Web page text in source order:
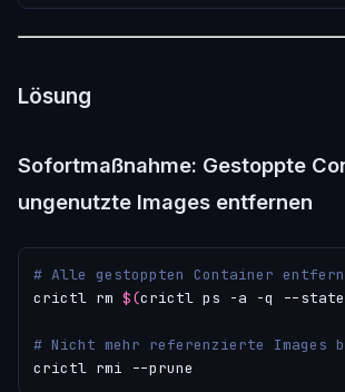
Lösung
Sofortmaßnahme: Gestoppte
ungenutzte Images entfernen
# Alle gestoppten Container
crictl rm $(crictl ps -a -q --state
# Nicht mehr referenzierte Images